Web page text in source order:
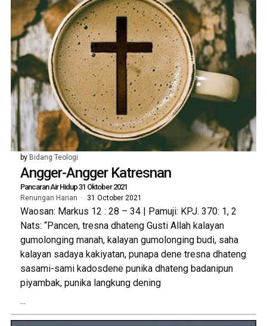
by Bidang Teologi
Angger-Angger Katresnan
Pancaran Air Hidup 31 Oktober 2021
Renungan Harian 31 October 2021
Waosan: Markus 12 : 28 – 34 | Pamuji: KPJ. 370: 1, 2
Nats: “Pancen, tresna dhateng Gusti Allah kalayan
gumolonging manah, kalayan gumolonging budi, saha
kalayan sadaya kakiyatan, punapa dene tresna dhateng
sasami-sami kadosdene punika dhateng badanipun
piyambak, punika langkung dening
...